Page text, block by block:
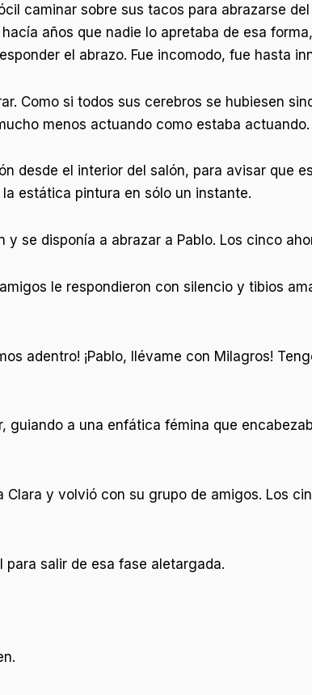
caminar sobre sus tacos para abrazarse
años que nadie lo apretaba de esa
el abrazo. Fue incomodo, fue hasta
Como si todos sus cerebros se hubiesen
menos actuando como estaba actuando.
desde el interior del salón, para avisar que
estática pintura en sólo un instante.
se disponía a abrazar a Pablo. Los cinco
le respondieron con silencio y tibios
adentro! ¡Pablo, llévame con Milagros!
guiando a una enfática fémina que
Clara y volvió con su grupo de amigos. Los
salir de esa fase aletargada.